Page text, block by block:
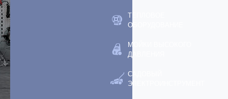
ТЕПЛОВОЕ
ОБОРУДОВАНИЕ
МОЙКИ ВЫСОКОГО
ДАВЛЕНИЯ
САДОВЫЙ
ЭЛЕКТРОИНСТРУМЕНТ